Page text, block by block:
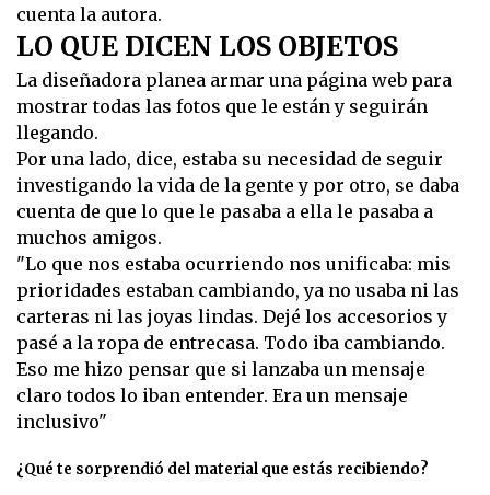
cuenta la autora.
LO QUE DICEN LOS OBJETOS
La diseñadora planea armar una página web para
mostrar todas las fotos que le están y seguirán
llegando.
Por una lado, dice, estaba su necesidad de seguir
investigando la vida de la gente y por otro, se daba
cuenta de que lo que le pasaba a ella le pasaba a
muchos amigos.
"Lo que nos estaba ocurriendo nos unificaba: mis
prioridades estaban cambiando, ya no usaba ni las
carteras ni las joyas lindas. Dejé los accesorios y
pasé a la ropa de entrecasa. Todo iba cambiando.
Eso me hizo pensar que si lanzaba un mensaje
claro todos lo iban entender. Era un mensaje
inclusivo"
¿Qué te sorprendió del material que estás recibiendo?